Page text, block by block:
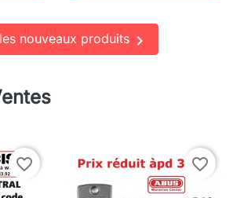
nouveaux produits 
favorite_border favorite_border